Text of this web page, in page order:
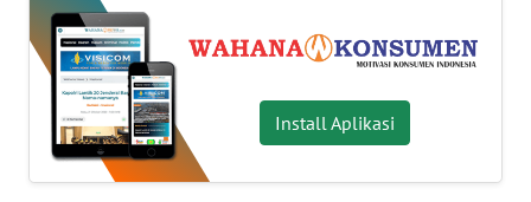
Install Aplikasi
KONSUMEN
NET
FORWAMKI
PERAPKI